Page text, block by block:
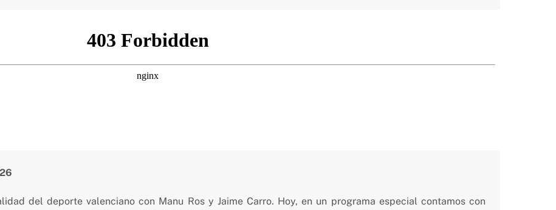
del deporte valenciano con Manu Ros y Jaime Carro. Hoy, en un programa especial contamos con